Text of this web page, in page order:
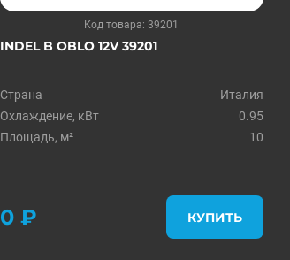
Код товара: 39201
INDEL B OBLO 12V 39201
Страна
Италия
Охлаждение, кВт
0.95
Площадь, м²
10
0 ₽ КУПИТЬ